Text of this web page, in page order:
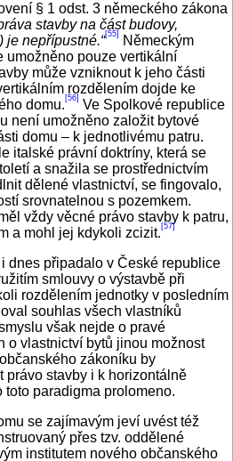
§ 1 odst. 3 německého zákona
stavby na část budovy,
je nepřípustné.“[55]
Německým
umožněno pouze vertikální
může vzniknout k jeho části
rozdělením dojde ke
domu. [56] Ve Spolkové republice
není umožněno založit bytové
domu – k jednotlivému patru.
italské právní doktríny, která se
a snažila se prostřednictvím
dělené vlastnictví, se fingovalo,
srovnatelnou s pozemkem.
vždy věcné právo stavby k patru,
a mohl jej kdykoli zcizit. [57]
dnes připadalo v České republice
smlouvy o výstavbě při
rozdělením jednotky v posledním
souhlas všech vlastníků
však nejde o pravé
o vlastnictví bytů jinou možnost
zákoníku by
právo stavby i k horizontálně
paradigma prolomeno.
se zajímavým jeví uvést též
přes tzv. oddělené
institutem nového občanského